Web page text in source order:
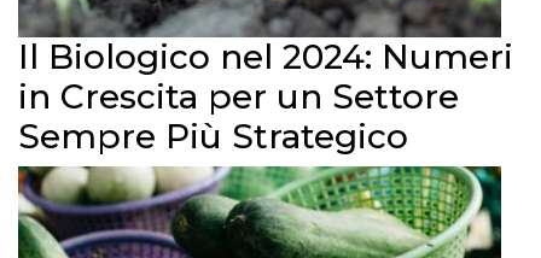
Il Biologico nel 2024: Numeri
in Crescita per un Settore
Sempre Più Strategico